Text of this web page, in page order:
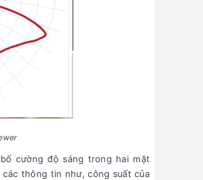
cường độ sáng trong hai mặt
các thông tin như, công suất của